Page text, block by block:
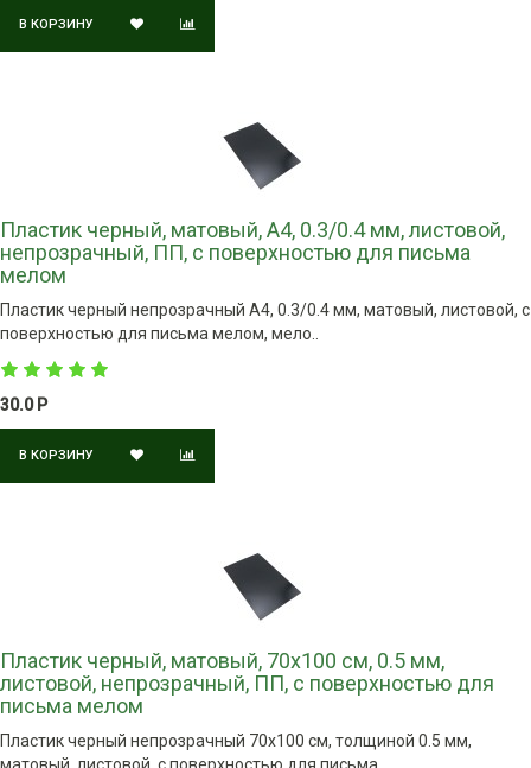
В КОРЗИНУ
Пластик черный, матовый, А4, 0.3/0.4 мм, листовой,
непрозрачный, ПП, с поверхностью для письма
мелом
Пластик черный непрозрачный A4, 0.3/0.4 мм, матовый, листовой, с
поверхностью для письма мелом, мело..
30.0 Р
В КОРЗИНУ
Пластик черный, матовый, 70х100 см, 0.5 мм,
листовой, непрозрачный, ПП, с поверхностью для
письма мелом
Пластик черный непрозрачный 70х100 см, толщиной 0.5 мм,